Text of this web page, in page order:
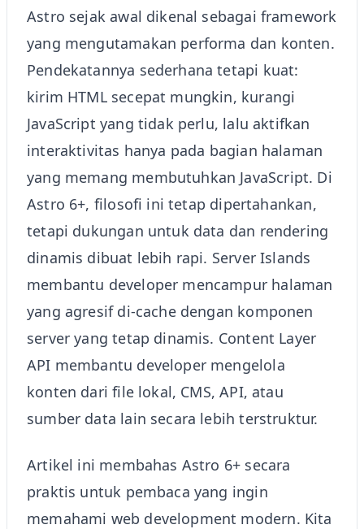
Astro sejak awal dikenal sebagai framework
yang mengutamakan performa dan konten.
Pendekatannya sederhana tetapi kuat:
kirim HTML secepat mungkin, kurangi
JavaScript yang tidak perlu, lalu aktifkan
interaktivitas hanya pada bagian halaman
yang memang membutuhkan JavaScript. Di
Astro 6+, filosofi ini tetap dipertahankan,
tetapi dukungan untuk data dan rendering
dinamis dibuat lebih rapi. Server Islands
membantu developer mencampur halaman
yang agresif di-cache dengan komponen
server yang tetap dinamis. Content Layer
API membantu developer mengelola
konten dari file lokal, CMS, API, atau
sumber data lain secara lebih terstruktur.
Artikel ini membahas Astro 6+ secara
praktis untuk pembaca yang ingin
memahami web development modern. Kita